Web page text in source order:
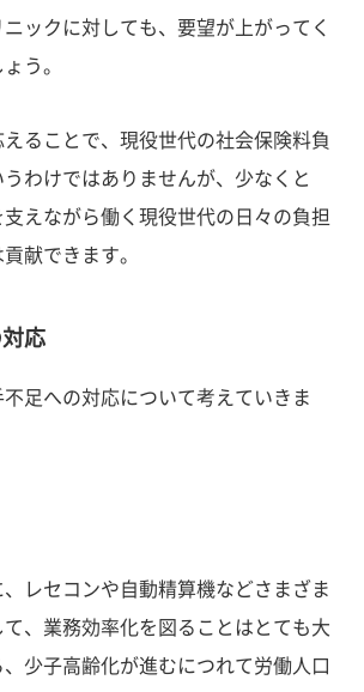
ックに対しても、要望が上がってく
う。
ることで、現役世代の社会保険料負
わけではありませんが、少なくと
えながら働く現役世代の日々の負担
献できます。
応
足への対応について考えていきま
レセコンや自動精算機などさまざま
、業務効率化を図ることはとても大
少子高齢化が進むにつれて労働人口